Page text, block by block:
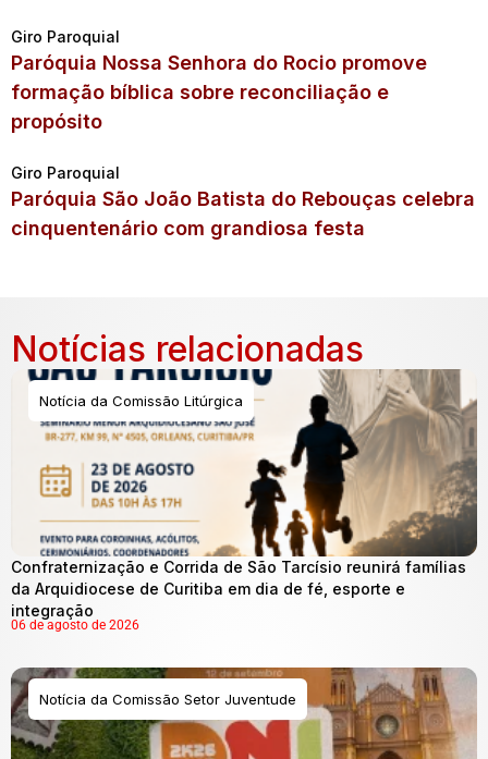
Giro Paroquial
Paróquia Nossa Senhora do Rocio promove
formação bíblica sobre reconciliação e
propósito
Giro Paroquial
Paróquia São João Batista do Rebouças celebra
cinquentenário com grandiosa festa
Notícias relacionadas
Notícia da Comissão Litúrgica
Confraternização e Corrida de São Tarcísio reunirá famílias
da Arquidiocese de Curitiba em dia de fé, esporte e
integração
06 de agosto de 2026
Notícia da Comissão Setor Juventude